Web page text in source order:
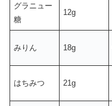
グラニュー
糖
12g
みりん 18g
はちみつ 21g